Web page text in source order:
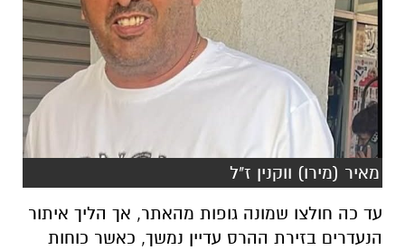
מאיר (מירו) ווקנין ז"ל
עד כה חולצו שמונה גופות מהאתר, אך הליך איתור
הנעדרים בזירת ההרס עדיין נמשך, כאשר כוחות